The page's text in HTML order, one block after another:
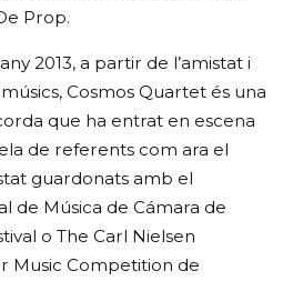
Prop.
2013, a partir de l’amistat i
Cosmos Quartet és una
que ha entrat en escena
de referents com ara el
guardonats amb el
de Música de Cámara de
o The Carl Nielsen
Music Competition de